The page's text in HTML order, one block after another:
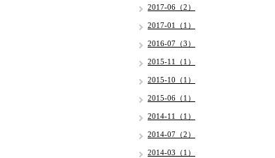
2017-06（2）
2017-01（1）
2016-07（3）
2015-11（1）
2015-10（1）
2015-06（1）
2014-11（1）
2014-07（2）
2014-03（1）